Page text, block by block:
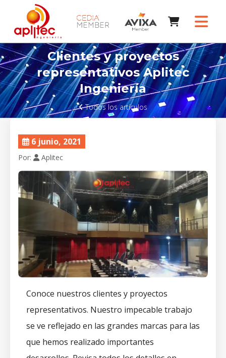
Clientes y proyectos
representativos Aplitec
Ingeniería
Todos los artículos
6 junio, 2021
Por: Aplitec
Conoce nuestros clientes y proyectos
representativos. Nuestro impecable trabajo
se ve reflejado en las grandes marcas para las
que hemos realizado importantes